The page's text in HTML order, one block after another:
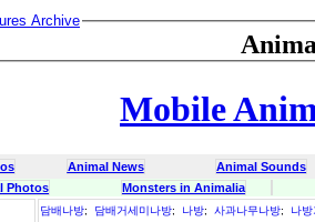
Archive
Mobile
Animal News
Animal Sounds
Photos
Monsters in Animalia
담배나방; 담배거세미나방; 나방; 사과나무나방;
나